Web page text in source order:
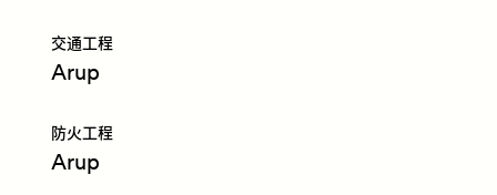
交通工程
Arup
防火工程
Arup